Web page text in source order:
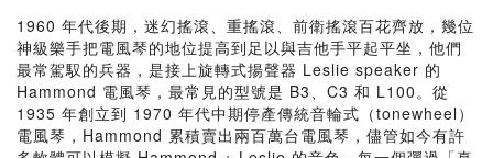
1960 年代後期，迷幻搖滾、重搖滾、前衛搖滾百花齊放，幾位
神級樂手把電風琴的地位提高到足以與吉他手平起平坐，他們
最常駕馭的兵器，是接上旋轉式揚聲器 Leslie speaker 的
Hammond 電風琴，最常見的型號是 B3、C3 和 L100。從
1935 年創立到 1970 年代中期停產傳統音輪式（tonewheel）
電風琴，Hammond 累積賣出兩百萬台電風琴，儘管如今有許